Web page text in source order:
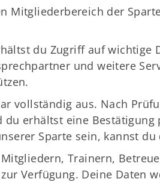
Mitgliederbereich der
du Zugriff auf wichtige
und weitere
vollständig aus. Nach
erhältst eine Bestätigung
Sparte sein, kannst du
Trainern,
Verfügung. Deine Daten